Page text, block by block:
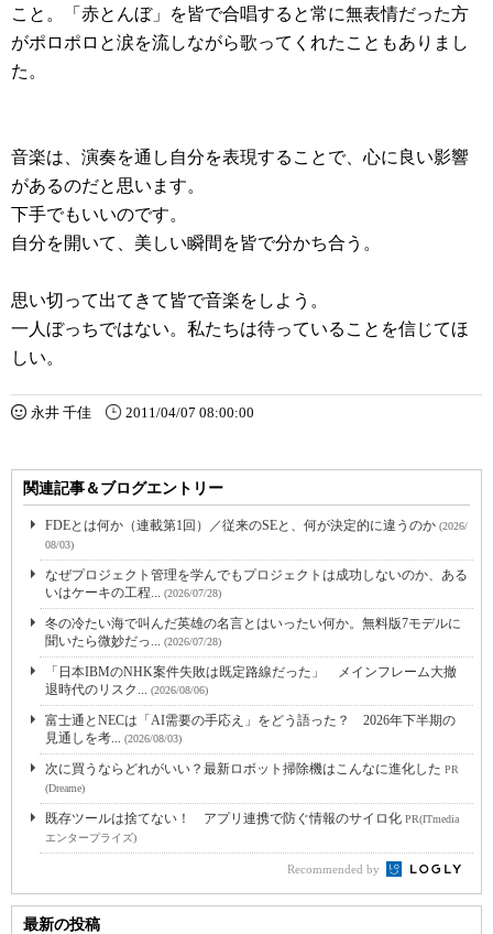
こと。「赤とんぼ」を皆で合唱すると常に無表情だった方
がポロポロと涙を流しながら歌ってくれたこともありまし
た。
音楽は、演奏を通し自分を表現することで、心に良い影響
があるのだと思います。
下手でもいいのです。
自分を開いて、美しい瞬間を皆で分かち合う。
思い切って出てきて皆で音楽をしよう。
一人ぼっちではない。私たちは待っていることを信じてほ
しい。
永井 千佳 2011/04/07 08:00:00
関連記事＆ブログエントリー
FDEとは何か（連載第1回）／従来のSEと、何が決定的に違うのか (2026/
08/03)
なぜプロジェクト管理を学んでもプロジェクトは成功しないのか、ある
いはケーキの工程... (2026/07/28)
冬の冷たい海で叫んだ英雄の名言とはいったい何か。無料版7モデルに
聞いたら微妙だっ... (2026/07/28)
「日本IBMのNHK案件失敗は既定路線だった」 メインフレーム大撤
退時代のリスク... (2026/08/06)
富士通とNECは「AI需要の手応え」をどう語った？ 2026年下半期の
見通しを考... (2026/08/03)
次に買うならどれがいい？最新ロボット掃除機はこんなに進化した PR
(Dreame)
既存ツールは捨てない！ アプリ連携で防ぐ情報のサイロ化 PR(ITmedia
エンタープライズ)
Recommended by
最新の投稿